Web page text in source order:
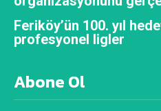
Feriköy’ün 100. yıl
profesyonel ligler
Abone Ol